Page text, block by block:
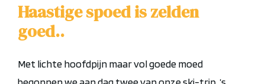
Haastige spoed is zelden
goed..
Met lichte hoofdpijn maar vol goede moed